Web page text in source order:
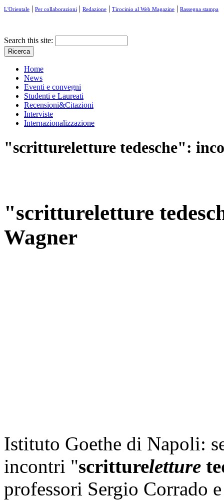
L'Orientale | Per collaborazioni | Redazione | Tirocinio al Web Magazine | Rassegna stampa
Search this site:
Home
News
Eventi e convegni
Studenti e Laureati
Recensioni&Citazioni
Interviste
Internazionalizzazione
"scrittureletture tedesche":
"scrittureletture
Wagner
Istituto Goethe di Napoli:
incontri "scrittureletture
professori Sergio Corrado